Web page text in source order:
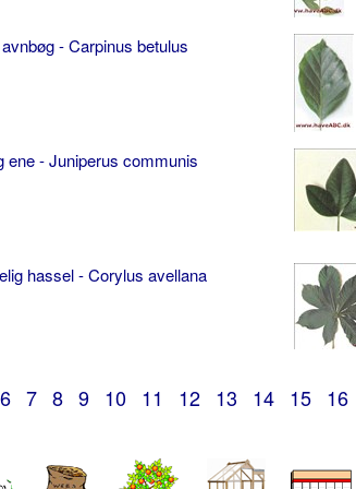
- Carpinus betulus
ene - Juniperus communis
hassel - Corylus avellana
6 7 8 9 10 11 12 13 14 15 16